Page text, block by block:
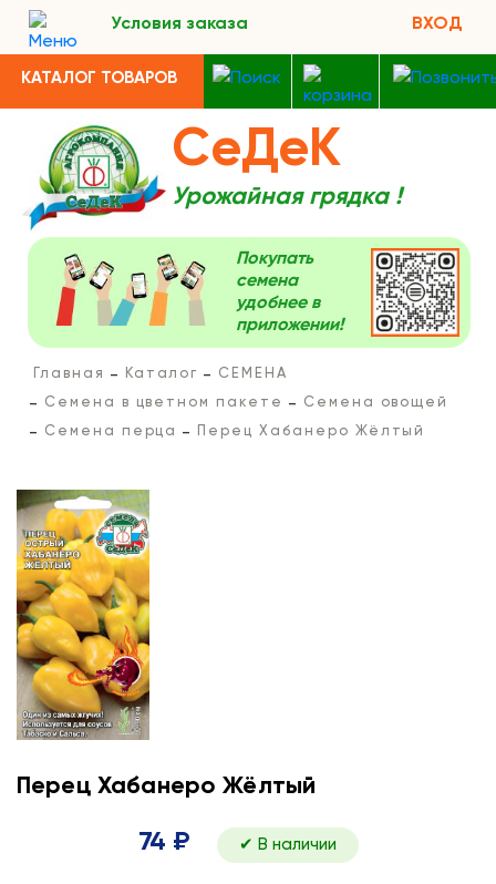
Условия заказа ВХОД
КАТАЛОГ ТОВАРОВ
СеДеК
Урожайная грядка !
Покупать
семена
удобнее в
приложении!
Главная Каталог
СЕМЕНА
Семена в цветном пакете
Семена овощей
Семена перца
Перец Хабанеро Жёлтый
Перец Хабанеро Жёлтый
74 ₽ ✔ В наличии